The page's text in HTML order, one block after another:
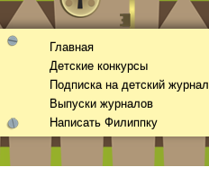
Главная
Детские конкурсы
Подписка на детский журнал
Выпуски журналов
Написать Филиппку